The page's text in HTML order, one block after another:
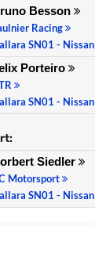
Besson
Racing
SN01 - Nissan
Porteiro
SN01 - Nissan
Siedler
Motorsport
SN01 - Nissan